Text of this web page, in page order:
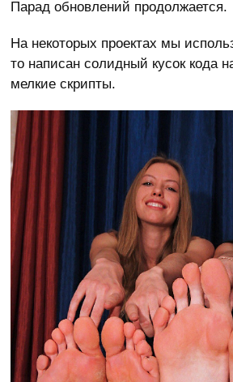
Парад обновлений продолжается.
На некоторых проектах мы
то написан солидный кусок кода
мелкие скрипты.